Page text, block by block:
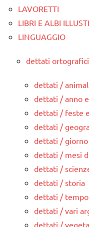
LAVORETTI
LIBRI E ALBI
LINGUAGGIO
dettati ortografici
dettati /
dettati / anno
dettati / feste
dettati /
dettati /
dettati / mesi
dettati /
dettati / storia
dettati /
dettati / vari
dettati /